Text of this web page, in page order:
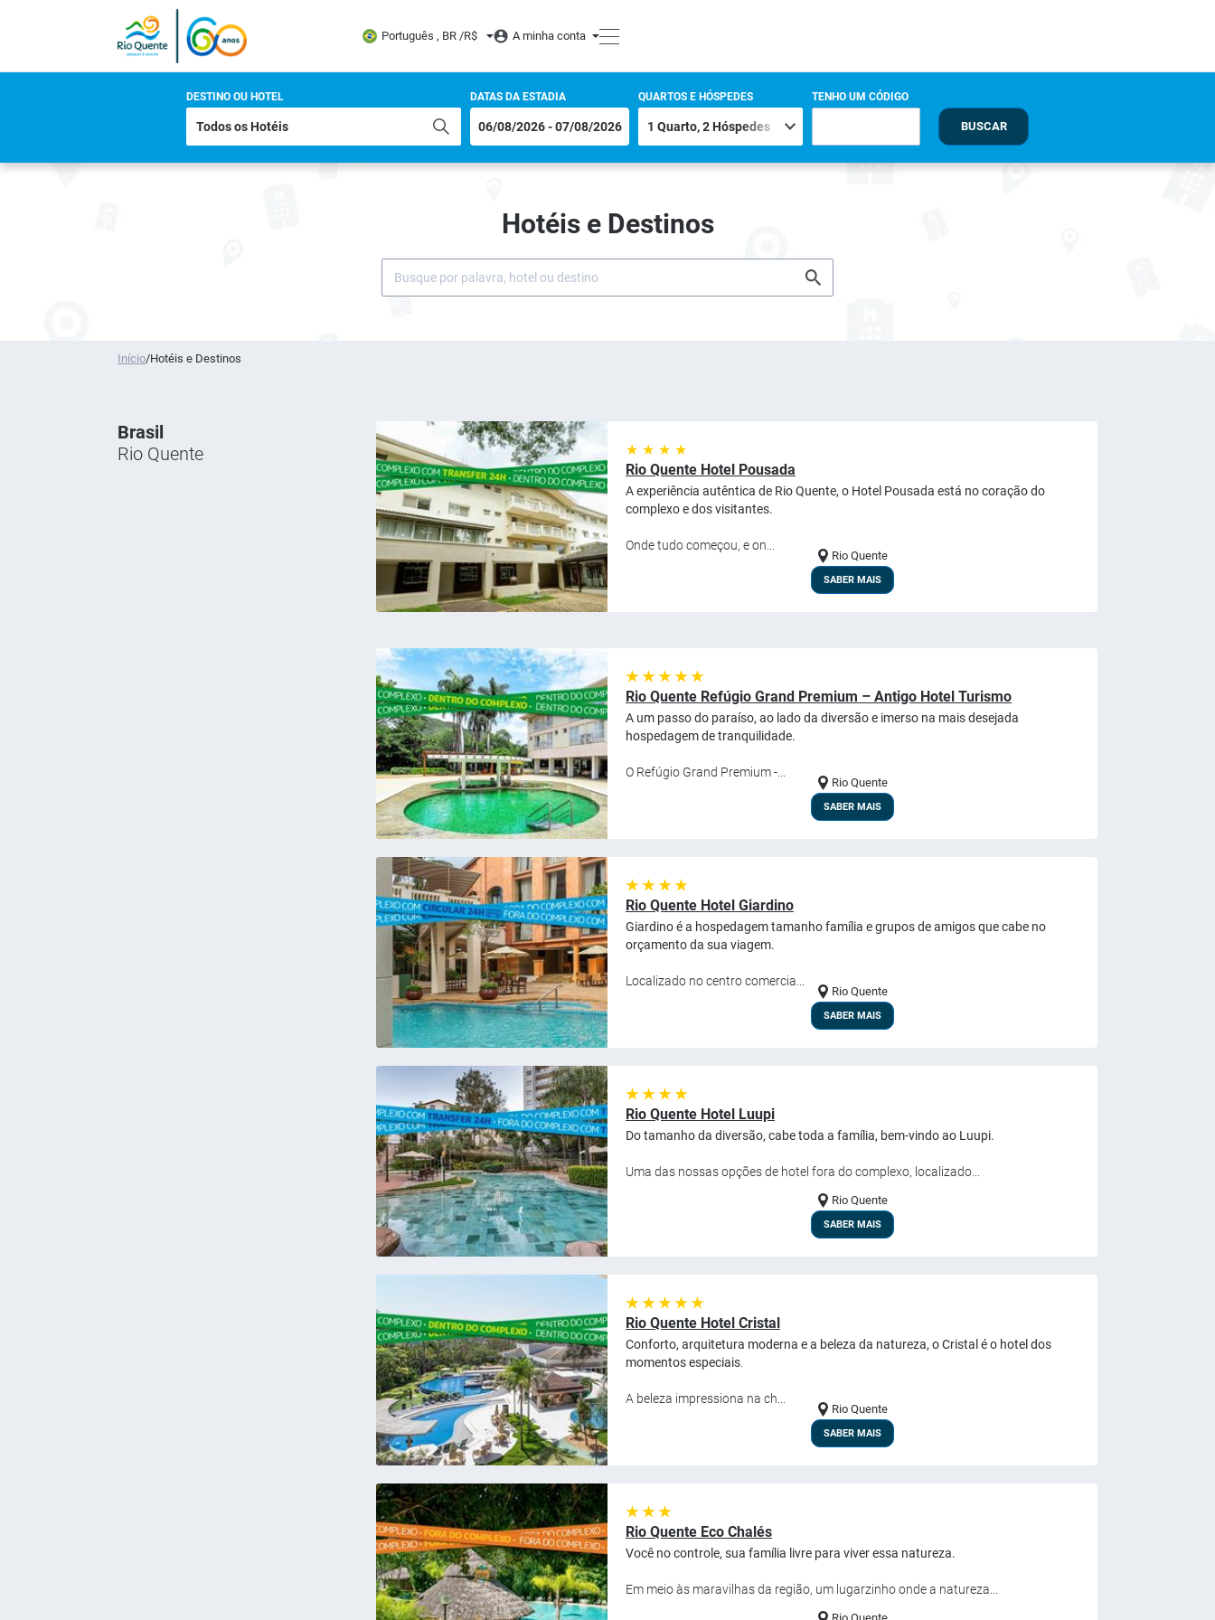
Português , BR /R$ A minha conta
DESTINO OU HOTEL DATAS DA ESTADIA QUARTOS E HÓSPEDES TENHO UM CÓDIGO
BUSCAR
Hotéis e Destinos
Início/Hotéis e Destinos
Brasil
Rio Quente
★ ★ ★ ★
Rio Quente Hotel Pousada
A experiência autêntica de Rio Quente, o Hotel Pousada está no coração do
complexo e dos visitantes.
Onde tudo começou, e on...
Rio Quente
SABER MAIS
★ ★ ★ ★ ★
Rio Quente Refúgio Grand Premium – Antigo Hotel Turismo
A um passo do paraíso, ao lado da diversão e imerso na mais desejada
hospedagem de tranquilidade.
O Refúgio Grand Premium -...
Rio Quente
SABER MAIS
★ ★ ★ ★
Rio Quente Hotel Giardino
Giardino é a hospedagem tamanho família e grupos de amigos que cabe no
orçamento da sua viagem.
Localizado no centro comercia...
Rio Quente
SABER MAIS
★ ★ ★ ★
Rio Quente Hotel Luupi
Do tamanho da diversão, cabe toda a família, bem-vindo ao Luupi.
Uma das nossas opções de hotel fora do complexo, localizado...
Rio Quente
SABER MAIS
★ ★ ★ ★ ★
Rio Quente Hotel Cristal
Conforto, arquitetura moderna e a beleza da natureza, o Cristal é o hotel dos
momentos especiais
A beleza impressiona na ch...
Rio Quente
SABER MAIS
★ ★ ★
Rio Quente Eco Chalés
Você no controle, sua família livre para viver essa natureza.
Em meio às maravilhas da região, um lugarzinho onde a natureza...